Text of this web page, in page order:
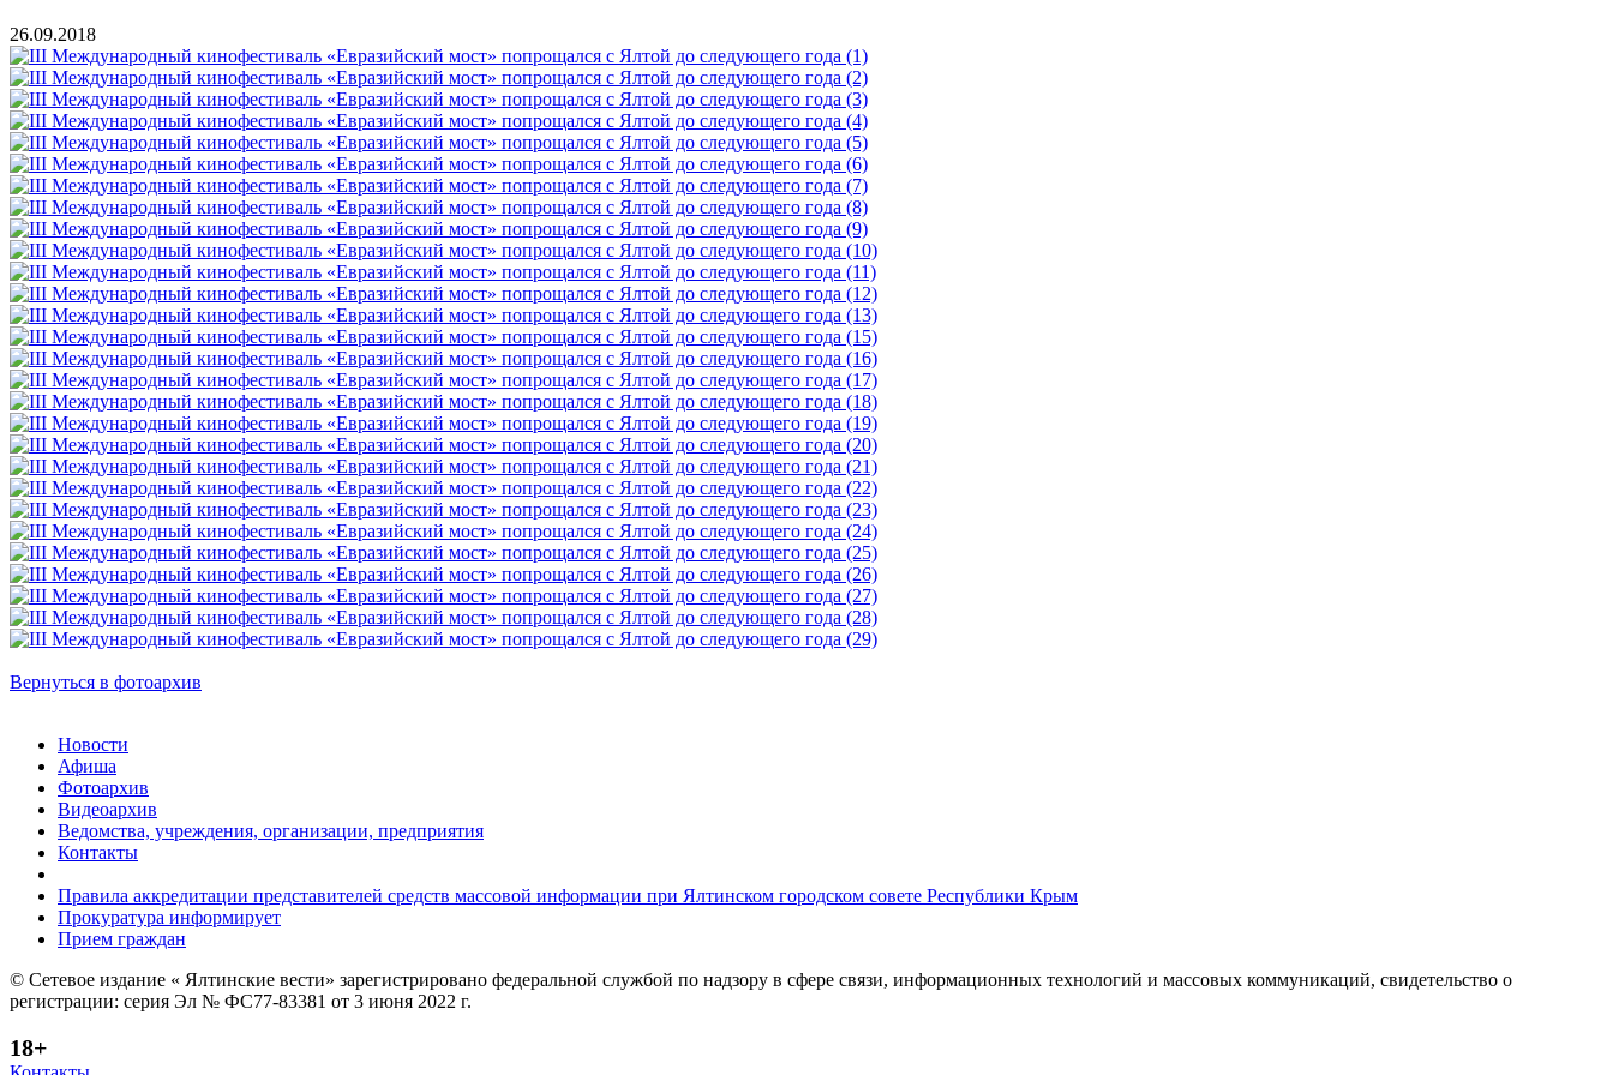
26.09.2018
Вернуться в фотоархив
Новости
Афиша
Фотоархив
Видеоархив
Ведомства, учреждения, организации, предприятия
Контакты
Правила аккредитации представителей средств массовой информации при Ялтинском городском совете Республики Крым
Прокуратура информирует
Прием граждан
© Сетевое издание « Ялтинские вести» зарегистрировано федеральной службой по надзору в сфере связи, информационных технологий и массовых коммуникаций, свидетельство о
регистрации: серия Эл № ФС77-83381 от 3 июня 2022 г.
18+